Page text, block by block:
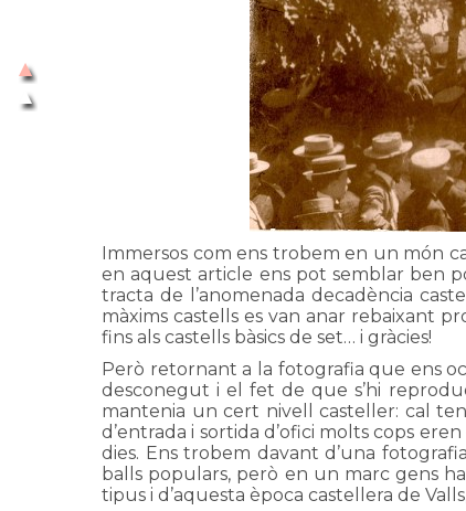
Immersos com ens trobem en un món
en aquest article ens pot semblar ben
tracta de l’anomenada decadència
màxims castells es van anar rebaixant
fins als castells bàsics de set… i gràcies!
Però retornant a la fotografia que ens
desconegut i el fet de que s’hi
mantenia un cert nivell casteller: cal
d’entrada i sortida d’ofici molts cops
dies. Ens trobem davant d’una
balls populars, però en un marc gens
tipus i d’aquesta època castellera de